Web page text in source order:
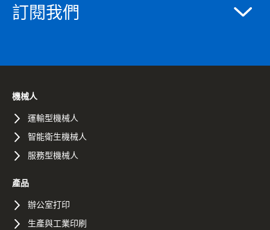
訂閱我們
機械人
運輸型機械人
智能衛生機械人
服務型機械人
產品
辦公室打印
生產與工業印刷